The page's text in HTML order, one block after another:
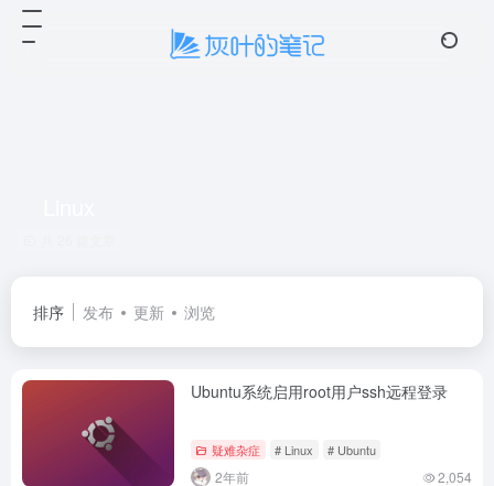
排序 发布 更新 浏览
Ubuntu系统启用root用户ssh远程登录
疑难杂症 # Linux # Ubuntu
2年前 2,054